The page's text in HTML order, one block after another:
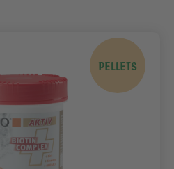
PELLETS